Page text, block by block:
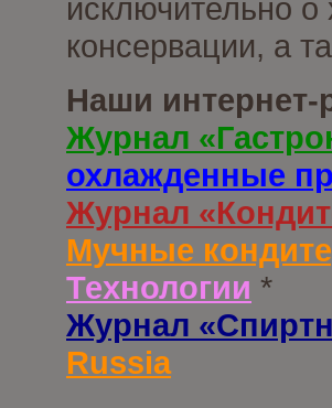
исключительно о
консервации, а
Наши интернет-
Журнал
охлажденные
Журнал
Мучные
Технологии *
Журнал
Russia